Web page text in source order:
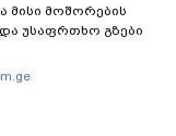
მისი მოშორების
უსაფრთხო გზები